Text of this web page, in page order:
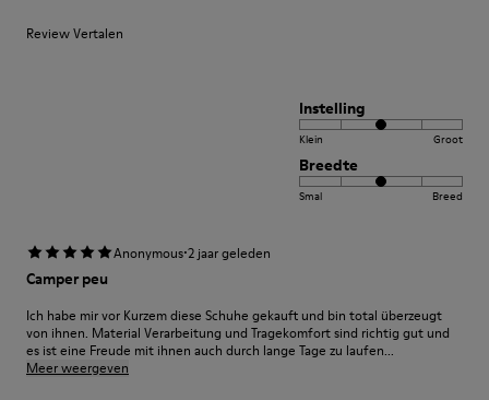
Review Vertalen
Instelling
Klein Groot
Breedte
Smal Breed
Anonymous·2 jaar geleden
Camper peu
Ich habe mir vor Kurzem diese Schuhe gekauft und bin total überzeugt
von ihnen. Material Verarbeitung und Tragekomfort sind richtig gut und
es ist eine Freude mit ihnen auch durch lange Tage zu laufen...
Meer weergeven